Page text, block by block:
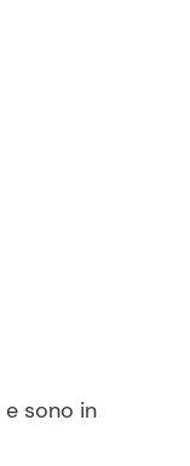
e sono in